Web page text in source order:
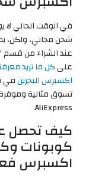
في الوقت الحالي
شحن مجاني، ولكن،
عند الشراء من قسم
علىكل ما تريد
اكسبرس البحرينفي
تسوق مثالية
AliExpress.
كيف تحصل
كوبونات
اكسبرس